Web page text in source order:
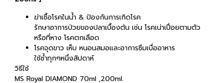
ฆ่าเชื้อโรคในน้ำ & ป้องกันการเกิดโรค
รักษาอาการป่วยของปลาเบื้องต้น เช่น โรคเน่าเปื่อยตามตัว
หรือที่หาง โรคตกเลือด
โรคจุดขาว เห็บ หนอนสมอและอาการซึมเบื่ออาหาร
ใช้ซ้ำทุกๆหนึ่งสัปดาห์
วิธีใช้
MS Royal DIAMOND 70ml ,200ml.